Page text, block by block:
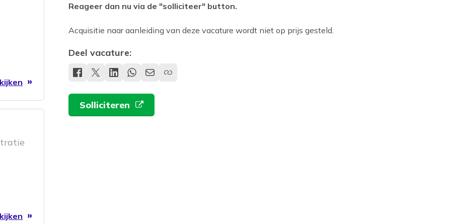
Reageer dan nu via de "solliciteer" button.
Acquisitie naar aanleiding van deze vacature wordt niet op prijs gesteld.
Deel vacature:
Solliciteren